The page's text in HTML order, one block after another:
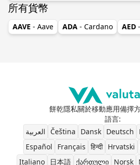
所有貨幣
AAVE - Aave ADA - Cardano AED
餅乾隱私關於移動應用備擇
語言:
العربية
Čeština Dansk Deutsch
Español
Français हिन्दी Hrvatski
Italiano
日本語 ქართული Norsk